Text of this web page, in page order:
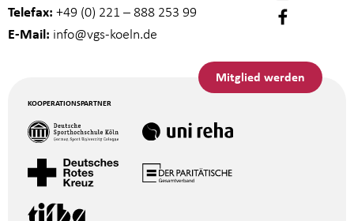
Telefax: +49 (0) 221 – 888 253 99
E-Mail: info@vgs-koeln.de
Mitglied werden
KOOPERATIONSPARTNER